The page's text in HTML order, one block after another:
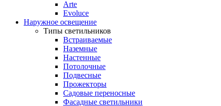
Arte
Evoluce
Наружное освещение
Типы светильников
Встраиваемые
Наземные
Настенные
Потолочные
Подвесные
Прожекторы
Садовые переносные
Фасадные светильники